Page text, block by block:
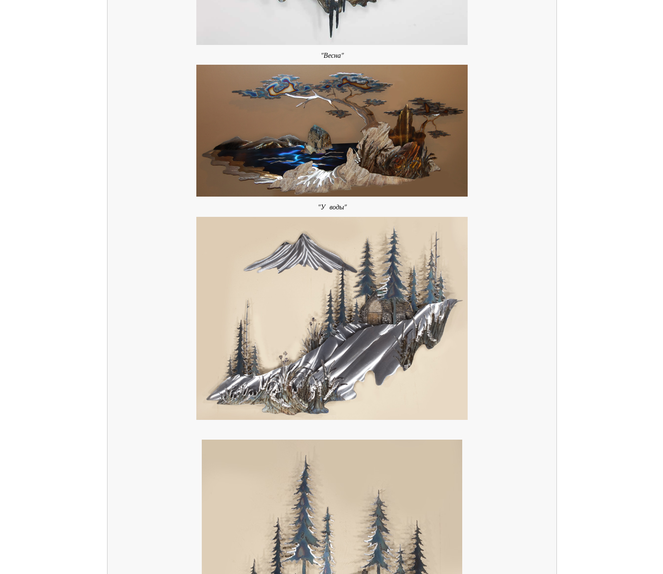
"Весна"
"У воды"